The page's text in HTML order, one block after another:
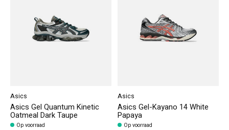
Asics
Asics Gel Quantum Kinetic
Oatmeal Dark Taupe
Op voorraad
Asics
Asics Gel-Kayano 14 White
Papaya
Op voorraad